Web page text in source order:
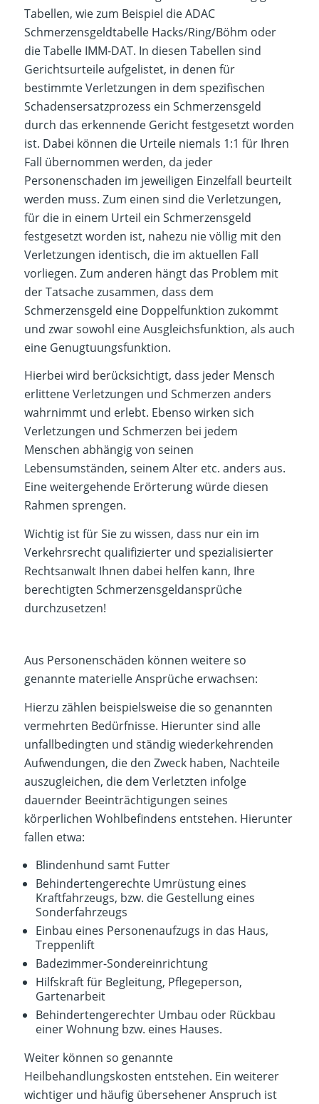
Tabellen, wie zum Beispiel die ADAC
Schmerzensgeldtabelle Hacks/Ring/Böhm oder
die Tabelle IMM-DAT. In diesen Tabellen sind
Gerichtsurteile aufgelistet, in denen für
bestimmte Verletzungen in dem spezifischen
Schadensersatzprozess ein Schmerzensgeld
durch das erkennende Gericht festgesetzt worden
ist. Dabei können die Urteile niemals 1:1 für Ihren
Fall übernommen werden, da jeder
Personenschaden im jeweiligen Einzelfall beurteilt
werden muss. Zum einen sind die Verletzungen,
für die in einem Urteil ein Schmerzensgeld
festgesetzt worden ist, nahezu nie völlig mit den
Verletzungen identisch, die im aktuellen Fall
vorliegen. Zum anderen hängt das Problem mit
der Tatsache zusammen, dass dem
Schmerzensgeld eine Doppelfunktion zukommt
und zwar sowohl eine Ausgleichsfunktion, als auch
eine Genugtuungsfunktion.
Hierbei wird berücksichtigt, dass jeder Mensch
erlittene Verletzungen und Schmerzen anders
wahrnimmt und erlebt. Ebenso wirken sich
Verletzungen und Schmerzen bei jedem
Menschen abhängig von seinen
Lebensumständen, seinem Alter etc. anders aus.
Eine weitergehende Erörterung würde diesen
Rahmen sprengen.
Wichtig ist für Sie zu wissen, dass nur ein im
Verkehrsrecht qualifizierter und spezialisierter
Rechtsanwalt Ihnen dabei helfen kann, Ihre
berechtigten Schmerzensgeldansprüche
durchzusetzen!
Aus Personenschäden können weitere so
genannte materielle Ansprüche erwachsen:
Hierzu zählen beispielsweise die so genannten
vermehrten Bedürfnisse. Hierunter sind alle
unfallbedingten und ständig wiederkehrenden
Aufwendungen, die den Zweck haben, Nachteile
auszugleichen, die dem Verletzten infolge
dauernder Beeinträchtigungen seines
körperlichen Wohlbefindens entstehen. Hierunter
fallen etwa:
Blindenhund samt Futter
Behindertengerechte Umrüstung eines
Kraftfahrzeugs, bzw. die Gestellung eines
Sonderfahrzeugs
Einbau eines Personenaufzugs in das Haus,
Treppenlift
Badezimmer-Sondereinrichtung
Hilfskraft für Begleitung, Pflegeperson,
Gartenarbeit
Behindertengerechter Umbau oder Rückbau
einer Wohnung bzw. eines Hauses.
Weiter können so genannte
Heilbehandlungskosten entstehen. Ein weiterer
wichtiger und häufig übersehener Anspruch ist